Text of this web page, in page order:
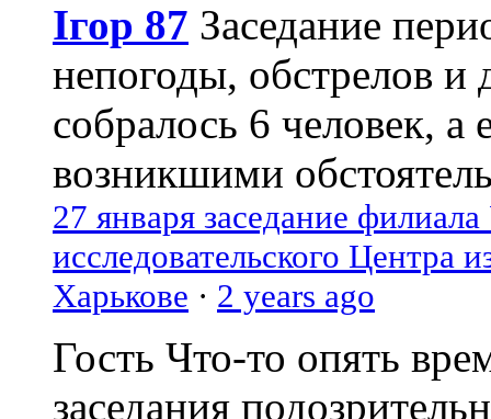
Ігор 87 Заседание
непогоды, обстрелов и
собралось 6 человек, а
возникшими
27 января заседание
исследовательского Центра
Харькове · 2 years ago
Гость Что-то опять
заседания